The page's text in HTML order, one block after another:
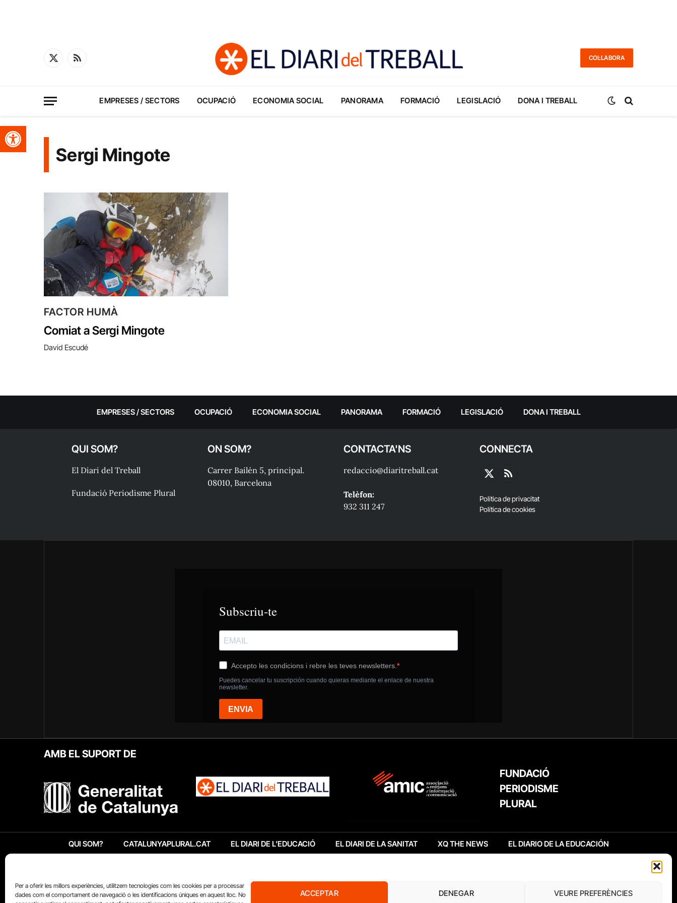
Obre la barra d'eines
Per a oferir les millors experiències, utilitzem tecnologies com les cookies per a processar
dades com el comportament de navegació o les identificacions úniques en aquest lloc. No
ACCEPTAR DENEGAR VEURE PREFERÈNCIES
X
RSS
COL·LABORA
EMPRESES / SECTORS OCUPACIÓ ECONOMIA SOCIAL PANORAMA FORMACIÓ LEGISLACIÓ DONA I TREBALL
Sergi Mingote
FACTOR HUMÀ
Comiat a Sergi Mingote
David Escudé
EMPRESES / SECTORS OCUPACIÓ ECONOMIA SOCIAL PANORAMA FORMACIÓ LEGISLACIÓ DONA I TREBALL
QUI SOM?
El Diari del Treball
Fundació Periodisme Plural
ON SOM?
Carrer Bailén 5, principal.
08010, Barcelona
CONTACTA'NS
redaccio@diaritreball.cat
Telèfon:
932 311 247
CONNECTA
X
RSS
Política de privacitat
Política de cookies
AMB EL SUPORT DE
FUNDACIÓ
PERIODISME
PLURAL
QUI SOM? CATALUNYAPLURAL.CAT EL DIARI DE L’EDUCACIÓ EL DIARI DE LA SANITAT XQ THE NEWS EL DIARIO DE LA EDUCACIÓN